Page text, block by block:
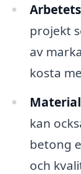
projekt
av
kosta
kan
betong
och